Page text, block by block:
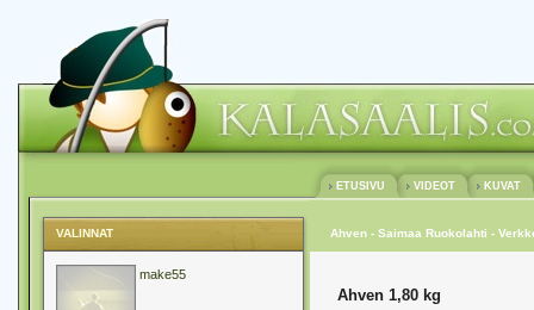
ETUSIVU VIDEOT KUVAT
VALINNAT
make55
Ahven - Saimaa Ruokolahti -
Ahven 1,80 kg